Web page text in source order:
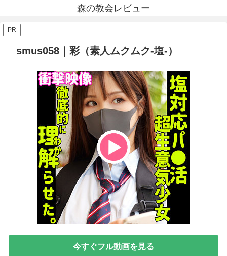
森の教会レビュー
PR
smus058｜彩（素人ムクムク-塩-）
今すぐフル動画を見る